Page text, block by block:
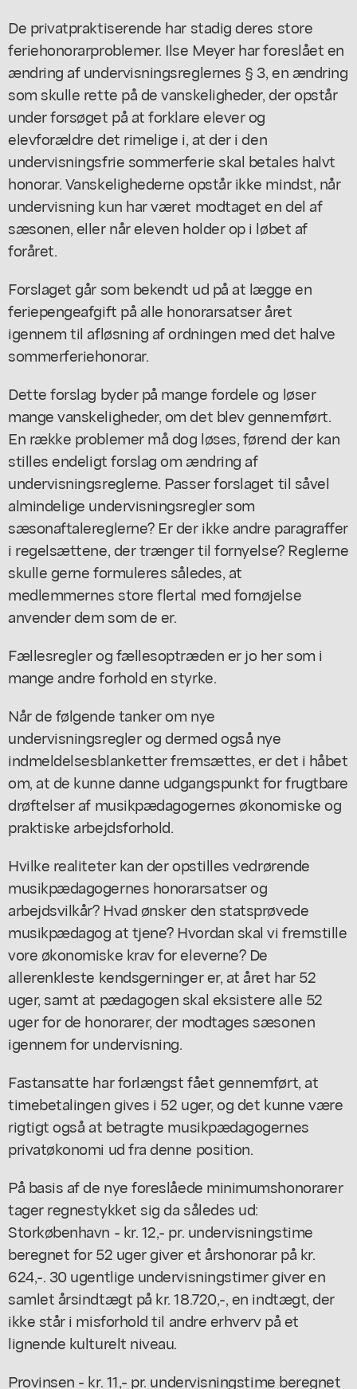
De privatpraktiserende har stadig deres store
feriehonorarproblemer. Ilse Meyer har foreslået en
ændring af undervisningsreglernes § 3, en ændring
som skulle rette på de vanskeligheder, der opstår
under forsøget på at forklare elever og
elevforældre det rimelige i, at der i den
undervisningsfrie sommerferie skal betales halvt
honorar. Vanskelighederne opstår ikke mindst, når
undervisning kun har været modtaget en del af
sæsonen, eller når eleven holder op i løbet af
foråret.
Forslaget går som bekendt ud på at lægge en
feriepengeafgift på alle honorarsatser året
igennem til afløsning af ordningen med det halve
sommerferiehonorar.
Dette forslag byder på mange fordele og løser
mange vanskeligheder, om det blev gennemført.
En række problemer må dog løses, førend der kan
stilles endeligt forslag om ændring af
undervisningsreglerne. Passer forslaget til såvel
almindelige undervisningsregler som
sæsonaftalereglerne? Er der ikke andre paragraffer
i regelsættene, der trænger til fornyelse? Reglerne
skulle gerne formuleres således, at
medlemmernes store flertal med fornøjelse
anvender dem som de er.
Fællesregler og fællesoptræden er jo her som i
mange andre forhold en styrke.
Når de følgende tanker om nye
undervisningsregler og dermed også nye
indmeldelsesblanketter fremsættes, er det i håbet
om, at de kunne danne udgangspunkt for frugtbare
drøftelser af musikpædagogernes økonomiske og
praktiske arbejdsforhold.
Hvilke realiteter kan der opstilles vedrørende
musikpædagogernes honorarsatser og
arbejdsvilkår? Hvad ønsker den statsprøvede
musikpædagog at tjene? Hvordan skal vi fremstille
vore økonomiske krav for eleverne? De
allerenkleste kendsgerninger er, at året har 52
uger, samt at pædagogen skal eksistere alle 52
uger for de honorarer, der modtages sæsonen
igennem for undervisning.
Fastansatte har forlængst fået gennemført, at
timebetalingen gives i 52 uger, og det kunne være
rigtigt også at betragte musikpædagogernes
privatøkonomi ud fra denne position.
På basis af de nye foreslåede minimumshonorarer
tager regnestykket sig da således ud:
Storkøbenhavn - kr. 12,- pr. undervisningstime
beregnet for 52 uger giver et årshonorar på kr.
624,-. 30 ugentlige undervisningstimer giver en
samlet årsindtægt på kr. 18.720,-, en indtægt, der
ikke står i misforhold til andre erhverv på et
lignende kulturelt niveau.
Provinsen - kr. 11,- pr. undervisningstime beregnet